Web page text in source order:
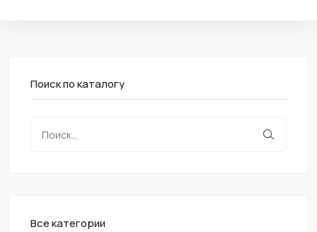
Поиск по каталогу
Все категории